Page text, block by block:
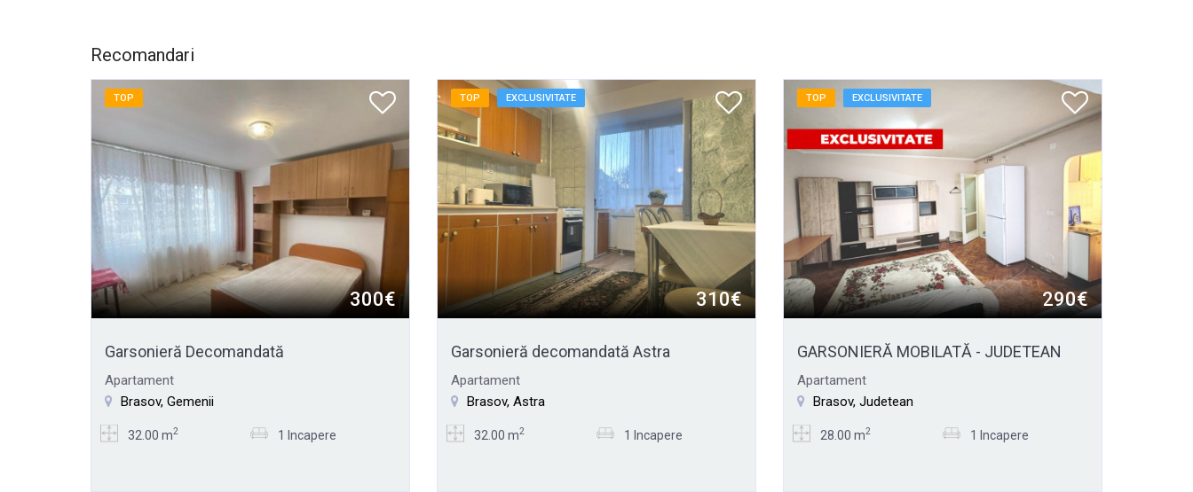
Recomandari
TOP
300€
Garsonieră Decomandată
Apartament
Brasov, Gemenii
32.00 m2 1 Incapere
TOP EXCLUSIVITATE
310€
Garsonieră decomandată Astra
Apartament
Brasov, Astra
32.00 m2 1 Incapere
TOP EXCLUSIVITATE
290€
GARSONIERĂ MOBILATĂ - JUDETEAN
Apartament
Brasov, Judetean
28.00 m2 1 Incapere